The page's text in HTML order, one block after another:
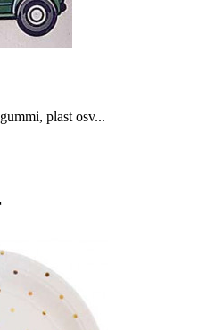
plast osv...